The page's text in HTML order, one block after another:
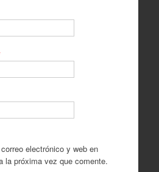
electrónico y web en
la próxima vez que comente.